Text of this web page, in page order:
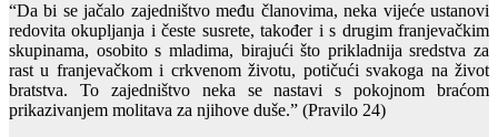
“Da bi se jačalo zajedništvo među članovima, neka vijeće ustanovi
redovita okupljanja i česte susrete, također i s drugim franjevačkim
skupinama, osobito s mladima, birajući što prikladnija sredstva za
rast u franjevačkom i crkvenom životu, potičući svakoga na život
bratstva. To zajedništvo neka se nastavi s pokojnom braćom
prikazivanjem molitava za njihove duše.” (Pravilo 24)